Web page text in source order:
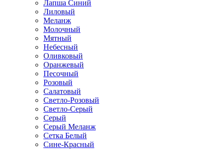
Лапша Синий
Лиловый
Меланж
Молочный
Мятный
Небесный
Оливковый
Оранжевый
Песочный
Розовый
Салатовый
Светло-Розовый
Светло-Серый
Серый
Серый Меланж
Сетка Белый
Сине-Красный